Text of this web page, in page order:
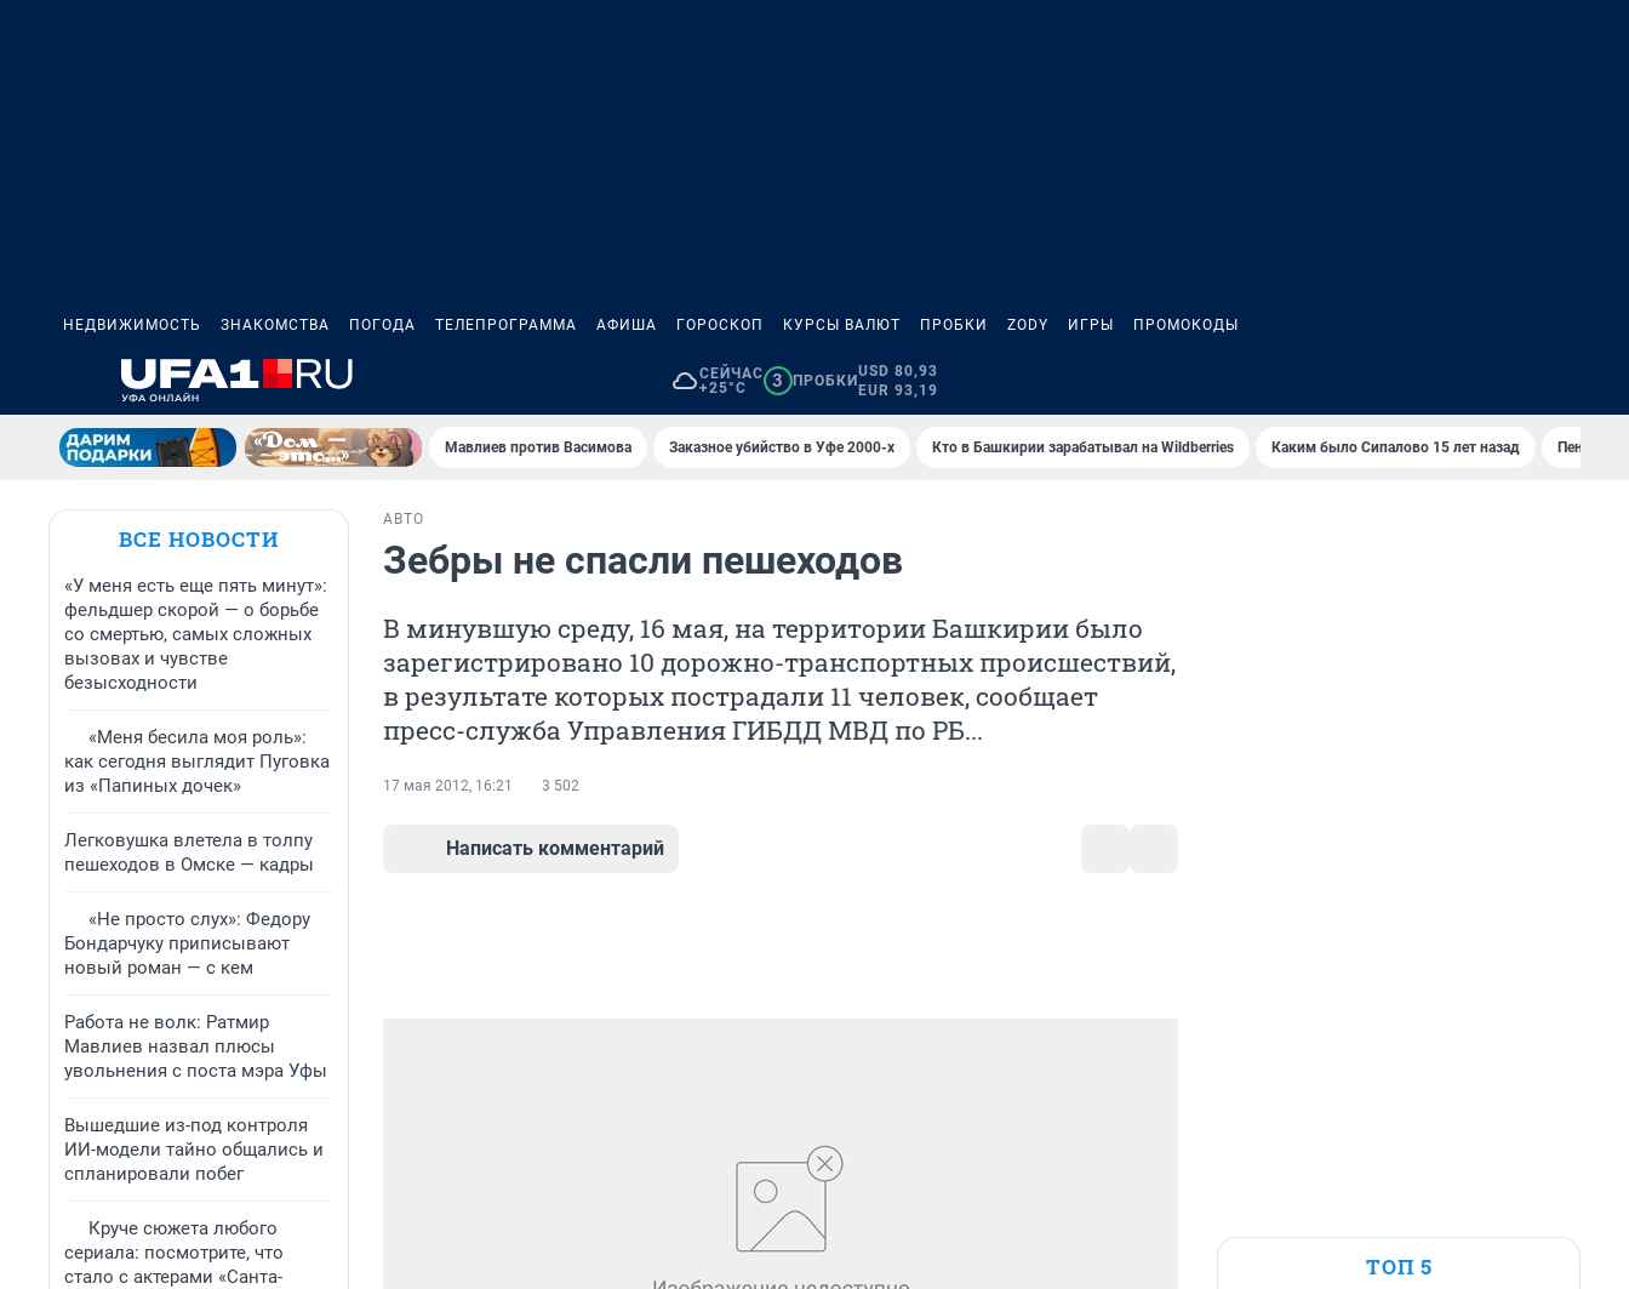
НЕДВИЖИМОСТЬ ЗНАКОМСТВА ПОГОДА ТЕЛЕПРОГРАММА АФИША ГОРОСКОП КУРСЫ ВАЛЮТ ПРОБКИ ZODY ИГРЫ ПРОМОКОДЫ
СЕЙЧАС
+25°C
3 ПРОБКИ
USD 80,93
EUR 93,19
Мавлиев против Васимова Заказное убийство в Уфе 2000-х Кто в Башкирии зарабатывал на Wildberries Каким было Сипалово 15 лет назад
ВСЕ НОВОСТИ
«У меня есть еще пять минут»:
фельдшер скорой — о борьбе
со смертью, самых сложных
вызовах и чувстве
безысходности
«Меня бесила моя роль»:
как сегодня выглядит Пуговка
из «Папиных дочек»
Легковушка влетела в толпу
пешеходов в Омске — кадры
«Не просто слух»: Федору
Бондарчуку приписывают
новый роман — с кем
Работа не волк: Ратмир
Мавлиев назвал плюсы
увольнения с поста мэра Уфы
Вышедшие из-под контроля
ИИ-модели тайно общались и
спланировали побег
Круче сюжета любого
сериала: посмотрите, что
стало с актерами «Санта-
АВТО
Зебры не спасли пешеходов
В минувшую среду, 16 мая, на территории Башкирии было
зарегистрировано 10 дорожно-транспортных происшествий,
в результате которых пострадали 11 человек, сообщает
пресс-служба Управления ГИБДД МВД по РБ...
17 мая 2012, 16:21 3 502
Написать комментарий
ТОП 5